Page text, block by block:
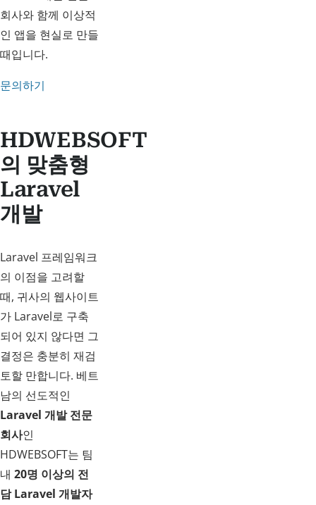
회사와 함께 이상적
인 앱을 현실로 만들
때입니다.
문의하기
HDWEBSOFT
의 맞춤형
Laravel
개발
Laravel 프레임워크
의 이점을 고려할
때, 귀사의 웹사이트
가 Laravel로 구축
되어 있지 않다면 그
결정은 충분히 재검
토할 만합니다. 베트
남의 선도적인
Laravel 개발 전문
회사인
HDWEBSOFT는 팀
내 20명 이상의 전
담 Laravel 개발자